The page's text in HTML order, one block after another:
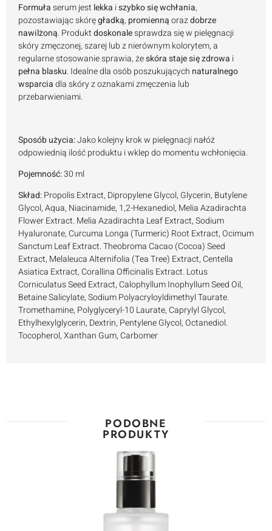
Formułaserum jest lekka iszybko się wchłania,
pozostawiając skóręgładką, promiennąorazdobrze
nawilżoną. Produktdoskonalesprawdza się w pielęgnacji
skóry zmęczonej, szarej lub z nierównym kolorytem, a
regularne stosowanie sprawia, żeskóra staje się zdrowa i
pełna blasku. Idealne dla osób poszukujących naturalnego
wsparciadla skóry z oznakami zmęczenia lub
przebarwieniami.
Sposób użycia:Jako kolejny krok w pielęgnacji nałóż
odpowiednią ilość produktu i wklep do momentu wchłonięcia.
Pojemność:30 ml
Skład:Propolis Extract, Dipropylene Glycol, Glycerin, Butylene
Glycol, Aqua, Niacinamide, 1,2-Hexanediol, Melia Azadirachta
Flower Extract. Melia Azadirachta Leaf Extract, Sodium
Hyaluronate, Curcuma Longa (Turmeric) Root Extract, Ocimum
Sanctum Leaf Extract. Theobroma Cacao (Cocoa) Seed
Extract, Melaleuca Alternifolia (Tea Tree) Extract, Centella
Asiatica Extract, Corallina Officinalis Extract. Lotus
Corniculatus Seed Extract, Calophyllum Inophyllum Seed Oil,
Betaine Salicylate, Sodium Polyacryloyldimethyl Taurate.
Tromethamine, Polyglyceryl-10 Laurate, Caprylyl Glycol,
Ethylhexylglycerin, Dextrin, Pentylene Glycol, Octanediol.
Tocopherol, Xanthan Gum, Carbomer
PODOBNE
PRODUKTY